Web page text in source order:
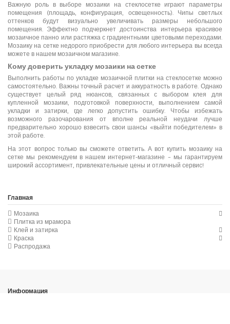
Важную роль в выборе мозаики на стеклосетке играют параметры
помещения (площадь, конфигурация, освещенность). Чипы светлых
оттенков будут визуально увеличивать размеры небольшого
помещения. Эффектно подчеркнет достоинства интерьера красивое
мозаичное панно или растяжка с градиентными цветовыми переходами.
Мозаику на сетке недорого приобрести для любого интерьера вы всегда
можете в нашем мозаичном магазине.
Кому доверить укладку мозаики на сетке
Выполнить работы по укладке мозаичной плитки на стеклосетке можно
самостоятельно. Важны точный расчет и аккуратность в работе. Однако
существует целый ряд нюансов, связанных с выбором клея для
купленной мозаики, подготовкой поверхности, выполнением самой
укладки и затирки, где легко допустить ошибку. Чтобы избежать
возможного разочарования от вполне реальной неудачи лучше
предварительно хорошо взвесить свои шансы «выйти победителем» в
этой работе.
На этот вопрос только вы сможете ответить. А вот купить мозаику на
сетке мы рекомендуем в нашем интернет-магазине – мы гарантируем
широкий ассортимент, привлекательные цены и отличный сервис!
Главная
Мозаика
Плитка из мрамора
Клей и затирка
Краска
Распродажа
Информация